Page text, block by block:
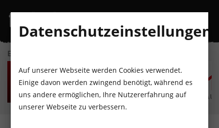
EVENTKALENDER
MO
10
AUGUST
DI
11
AUGUST
MI
12
AUGUST
DO
13
AUGUST
FR
14
AUGUST
Datenschutzeinstellungen
Auf unserer Webseite werden Cookies verwendet.
Einige davon werden zwingend benötigt, während es
uns andere ermöglichen, Ihre Nutzererfahrung auf
unserer Webseite zu verbessern.